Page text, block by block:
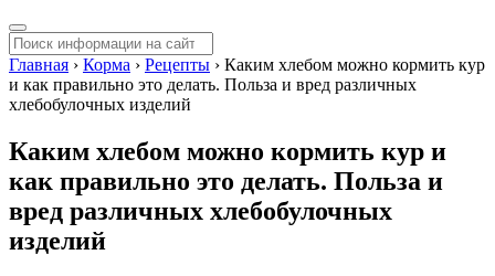
Главная › Корма › Рецепты › Каким хлебом можно кормить кур
и как правильно это делать. Польза и вред различных
хлебобулочных изделий
Каким хлебом можно кормить кур и
как правильно это делать. Польза и
вред различных хлебобулочных
изделий